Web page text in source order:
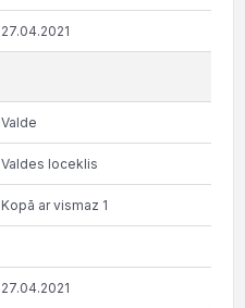
27.04.2021
Valde
Valdes loceklis
Kopā ar vismaz 1
27.04.2021